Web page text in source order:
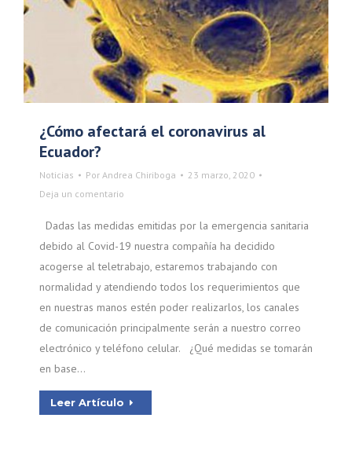
¿Cómo afectará el coronavirus al
Ecuador?
Noticias Por Andrea Chiriboga
23 marzo, 2020
Deja un comentario
Dadas las medidas emitidas por la emergencia sanitaria
debido al Covid-19 nuestra compañía ha decidido
acogerse al teletrabajo, estaremos trabajando con
normalidad y atendiendo todos los requerimientos que
en nuestras manos estén poder realizarlos, los canales
de comunicación principalmente serán a nuestro correo
electrónico y teléfono celular. ¿Qué medidas se tomarán
en base…
Leer Artículo